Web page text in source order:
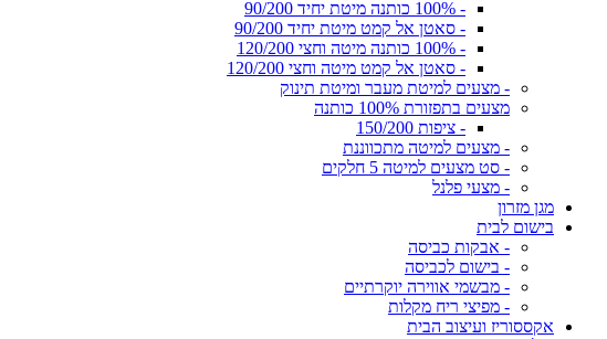
- 100% כותנה מיטת יחיד 90/200
- סאטן אל קמט מיטת יחיד 90/200
- 100% כותנה מיטה וחצי 120/200
- סאטן אל קמט מיטה וחצי 120/200
- מצעים למיטת מעבר ומיטת תינוק
מצעים בתפזורת 100% כותנה
- ציפות 150/200
- מצעים למיטה מתכווננת
- סט מצעים למיטה 5 חלקים
- מצעי פלנל
מגן מזרון
בישום לבית
- אבקות כביסה
- בישום לכביסה
- מבשמי אווירה יוקרתיים
- מפיצי ריח מקלות
אקססוריז ועיצוב הבית